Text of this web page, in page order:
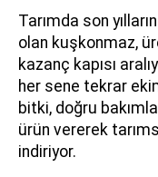
Tarımda son
olan kuşkonmaz,
kazanç kapısı
her sene tekrar
bitki, doğru
ürün vererek
indiriyor.